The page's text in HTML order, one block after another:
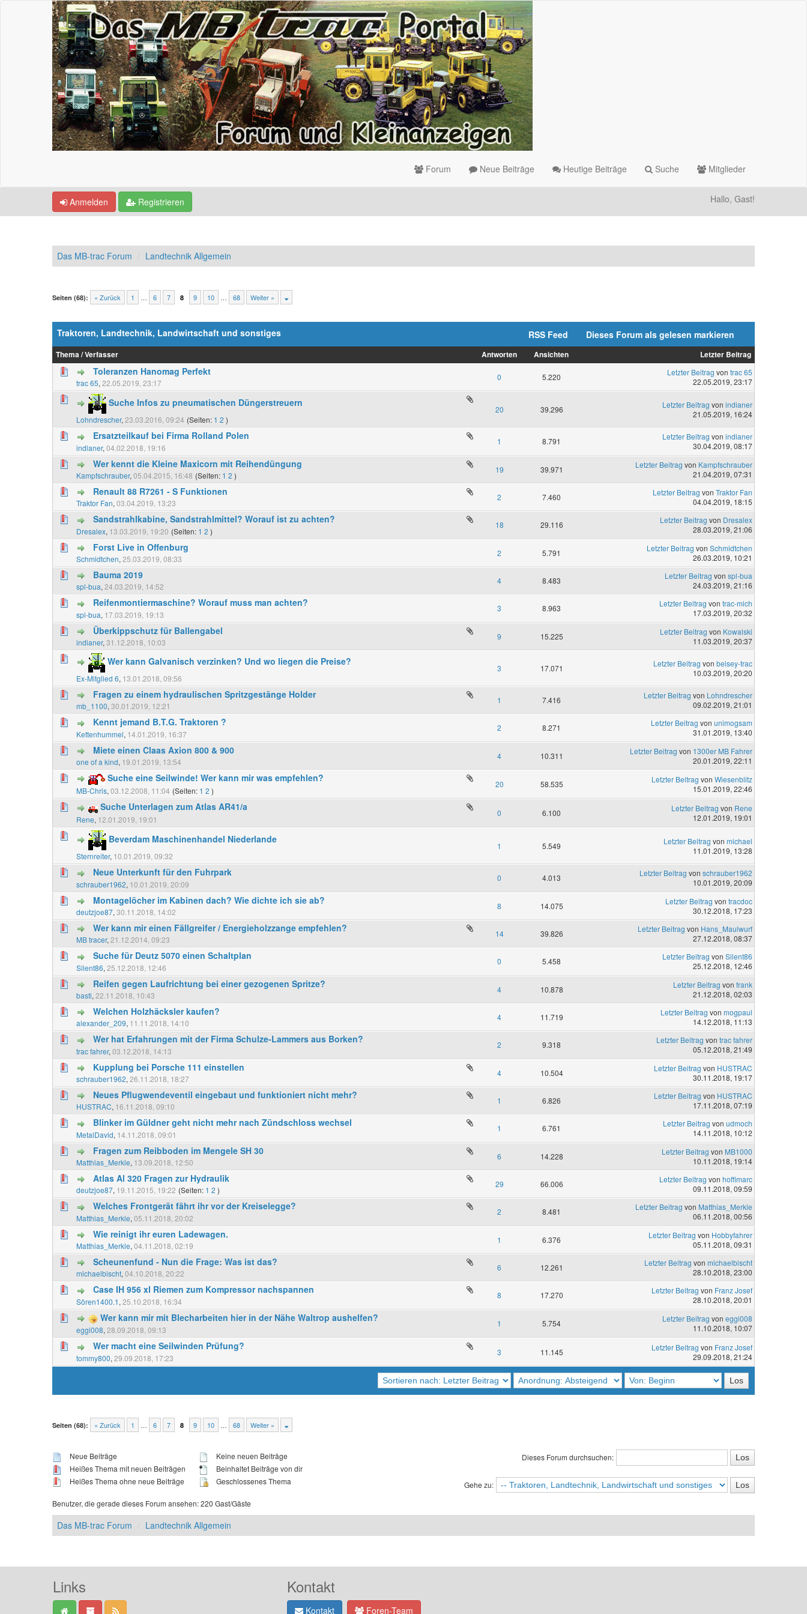
Forum Neue Beiträge Heutige Beiträge Suche Mitglieder
Anmelden Registrieren Hallo, Gast!
Das MB-trac Forum Landtechnik Allgemein
Seiten (68): « Zurück 1 … 6 7 8 9 10 … 68 Weiter »
Traktoren, Landtechnik, Landwirtschaft und sonstiges RSS Feed Dieses Forum als gelesen markieren
Thema /Verfasser Antworten Ansichten Letzter Beitrag
Toleranzen Hanomag Perfekt
trac 65, 22.05.2019, 23:17
0 5.220 Letzter Beitrag von trac 65
22.05.2019, 23:17
Suche Infos zu pneumatischen Düngerstreuern
Lohndrescher, 23.03.2016, 09:24 (Seiten: 1 2 )
20 39.296 Letzter Beitrag von indianer
21.05.2019, 16:24
Ersatzteilkauf bei Firma Rolland Polen
indianer, 04.02.2018, 19:16
1 8.791 Letzter Beitrag von indianer
30.04.2019, 08:17
Wer kennt die Kleine Maxicorn mit Reihendüngung
Kampfschrauber, 05.04.2015, 16:48 (Seiten: 1 2 )
19 39.971 Letzter Beitrag von Kampfschrauber
21.04.2019, 07:31
Renault 88 R7261 - S Funktionen
Traktor Fan, 03.04.2019, 13:23
2 7.460 Letzter Beitrag von Traktor Fan
04.04.2019, 18:15
Sandstrahlkabine, Sandstrahlmittel? Worauf ist zu achten?
Dresalex, 13.03.2019, 19:20 (Seiten: 1 2 )
18 29.116 Letzter Beitrag von Dresalex
28.03.2019, 21:06
Forst Live in Offenburg
Schmidtchen, 25.03.2019, 08:33
2 5.791 Letzter Beitrag von Schmidtchen
26.03.2019, 10:21
Bauma 2019
spl-bua, 24.03.2019, 14:52
4 8.483 Letzter Beitrag von spl-bua
24.03.2019, 21:16
Reifenmontiermaschine? Worauf muss man achten?
spl-bua, 17.03.2019, 19:13
3 8.963 Letzter Beitrag von trac-mich
17.03.2019, 20:32
Überkippschutz für Ballengabel
indianer, 31.12.2018, 10:03
9 15.225 Letzter Beitrag von Kowalski
11.03.2019, 20:37
Wer kann Galvanisch verzinken? Und wo liegen die Preise?
Ex-Mitglied 6, 13.01.2018, 09:56
3 17.071 Letzter Beitrag von beisey-trac
10.03.2019, 20:20
Fragen zu einem hydraulischen Spritzgestänge Holder
mb_1100, 30.01.2019, 12:21
1 7.416 Letzter Beitrag von Lohndrescher
09.02.2019, 21:01
Kennt jemand B.T.G. Traktoren ?
Kettenhummel, 14.01.2019, 16:37
2 8.271 Letzter Beitrag von unimogsam
31.01.2019, 13:40
Miete einen Claas Axion 800 & 900
one of a kind, 19.01.2019, 13:54
4 10.311 Letzter Beitrag von 1300er MB Fahrer
20.01.2019, 22:11
Suche eine Seilwinde! Wer kann mir was empfehlen?
MB-Chris,03.12.2008, 11:04 (Seiten: 1 2 )
20 58.535 Letzter Beitrag von Wiesenblitz
15.01.2019, 22:46
Suche Unterlagen zum Atlas AR41/a
Rene, 12.01.2019, 19:01
0 6.100 Letzter Beitrag von Rene
12.01.2019, 19:01
Beverdam Maschinenhandel Niederlande
Sternreiter, 10.01.2019, 09:32
1 5.549 Letzter Beitrag von michael
11.01.2019, 13:28
Neue Unterkunft für den Fuhrpark
schrauber1962, 10.01.2019, 20:09
0 4.013 Letzter Beitrag von schrauber1962
10.01.2019, 20:09
Montagelöcher im Kabinen dach? Wie dichte ich sie ab?
deutzjoe87, 30.11.2018, 14:02
8 14.075 Letzter Beitrag von tracdoc
30.12.2018, 17:23
Wer kann mir einen Fällgreifer / Energieholzzange empfehlen?
MB tracer, 21.12.2014, 09:23
14 39.826 Letzter Beitrag von Hans_Maulwurf
27.12.2018, 08:37
Suche für Deutz 5070 einen Schaltplan
Silent86, 25.12.2018, 12:46
0 5.458 Letzter Beitrag von Silent86
25.12.2018, 12:46
Reifen gegen Laufrichtung bei einer gezogenen Spritze?
basti, 22.11.2018, 10:43
4 10.878 Letzter Beitrag von frank
21.12.2018, 02:03
Welchen Holzhäcksler kaufen?
alexander_209, 11.11.2018, 14:10
4 11.719 Letzter Beitrag von mogpaul
14.12.2018, 11:13
Wer hat Erfahrungen mit der Firma Schulze-Lammers aus Borken?
trac fahrer, 03.12.2018, 14:13
2 9.318 Letzter Beitrag von trac fahrer
05.12.2018, 21:49
Kupplung bei Porsche 111 einstellen
schrauber1962, 26.11.2018, 18:27
4 10.504 Letzter Beitrag von HUSTRAC
30.11.2018, 19:17
Neues Pflugwendeventil eingebaut und funktioniert nicht mehr?
HUSTRAC, 16.11.2018, 09:10
1 6.826 Letzter Beitrag von HUSTRAC
17.11.2018, 07:19
Blinker im Güldner geht nicht mehr nach Zündschloss wechsel
MetalDavid, 14.11.2018, 09:01
1 6.761 Letzter Beitrag von udmoch
14.11.2018, 10:12
Fragen zum Reibboden im Mengele SH 30
Matthias_Merkle, 13.09.2018, 12:50
6 14.228 Letzter Beitrag von MB1000
10.11.2018, 19:14
Atlas Al 320 Fragen zur Hydraulik
deutzjoe87, 19.11.2015, 19:22 (Seiten: 1 2 )
29 66.006 Letzter Beitrag von hoffimarc
09.11.2018, 09:59
Welches Frontgerät fährt ihr vor der Kreiselegge?
Matthias_Merkle, 05.11.2018, 20:02
2 8.481 Letzter Beitrag von Matthias_Merkle
06.11.2018, 00:56
Wie reinigt ihr euren Ladewagen.
Matthias_Merkle, 04.11.2018, 02:19
1 6.376 Letzter Beitrag von Hobbyfahrer
05.11.2018, 09:31
Scheunenfund - Nun die Frage: Was ist das?
michaelbischt, 04.10.2018, 20:22
6 12.261 Letzter Beitrag von michaelbischt
28.10.2018, 23:00
Case IH 956 xl Riemen zum Kompressor nachspannen
Sören1400.1, 25.10.2018, 16:34
8 17.270 Letzter Beitrag von Franz Josef
28.10.2018, 20:01
Wer kann mir mit Blecharbeiten hier in der Nähe Waltrop aushelfen?
eggi008,28.09.2018, 09:13
1 5.754 Letzter Beitrag von eggi008
11.10.2018, 10:07
Wer macht eine Seilwinden Prüfung?
tommy800, 29.09.2018, 17:23
3 11.145 Letzter Beitrag von Franz Josef
29.09.2018, 21:24
Seiten (68): « Zurück 1 … 6 7 8 9 10 … 68 Weiter »
Neue Beiträge
Heißes Thema mit neuen Beiträgen
Heißes Thema ohne neue Beiträge
Keine neuen Beiträge
Beinhaltet Beiträge von dir
Geschlossenes Thema
Dieses Forum durchsuchen:
Gehe zu:
Benutzer, die gerade dieses Forum ansehen: 220 Gast/Gäste
Das MB-trac Forum Landtechnik Allgemein
Links Kontakt
Kontakt Foren-Team